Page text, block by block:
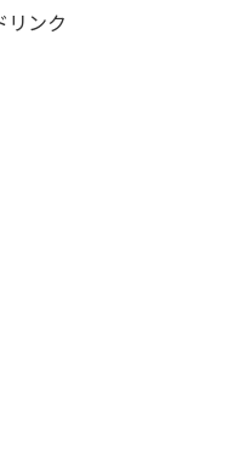
リンク